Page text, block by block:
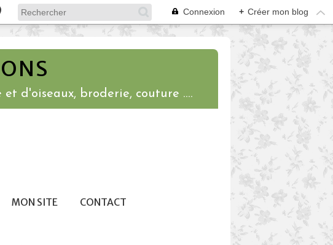
Connexion + Créer mon blog
d'oiseaux, broderie, couture ....
MON SITE CONTACT